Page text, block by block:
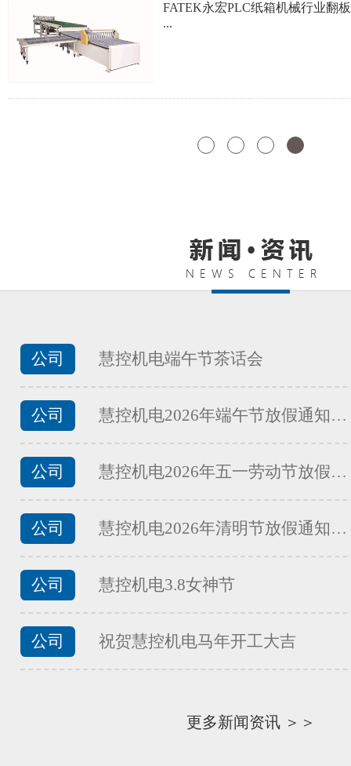
FATEK永宏PLC纺织印染行业椭
...
...
...
...
公司 慧控机电端午节茶话会
公司 慧控机电2026年端午节放假通知…
公司 慧控机电2026年五一劳动节放假…
公司 慧控机电2026年清明节放假通知…
公司 慧控机电3.8女神节
公司 祝贺慧控机电马年开工大吉
更多新闻资讯 ＞＞